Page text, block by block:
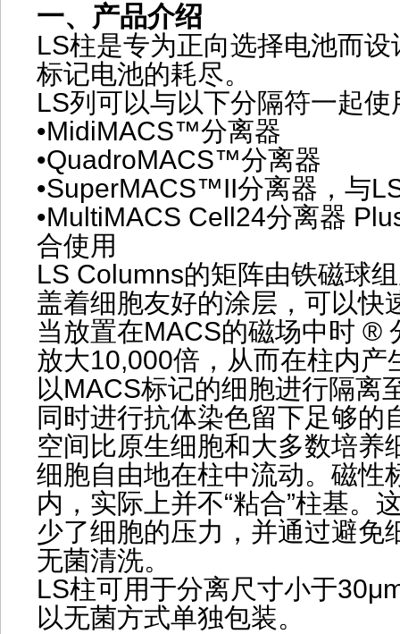
一、产品介绍
LS柱是专为正向选择电池而
标记电池的耗尽。
LS列可以与以下分隔符一起使
•MidiMACS™分离器
•QuadroMACS™分离器
•SuperMACS™II分离器，与
•MultiMACS Cell24分离器
合使用
LS Columns的矩阵由铁磁球
盖着细胞友好的涂层，可以快
当放置在MACS的磁场中时 ®
放大10,000倍，从而在柱内产
以MACS标记的细胞进行隔离
同时进行抗体染色留下足够的
空间比原生细胞和大多数培养
细胞自由地在柱中流动。磁性
内，实际上并不“粘合”柱基。
少了细胞的压力，并通过避免
无菌清洗。
LS柱可用于分离尺寸小于
以无菌方式单独包装。